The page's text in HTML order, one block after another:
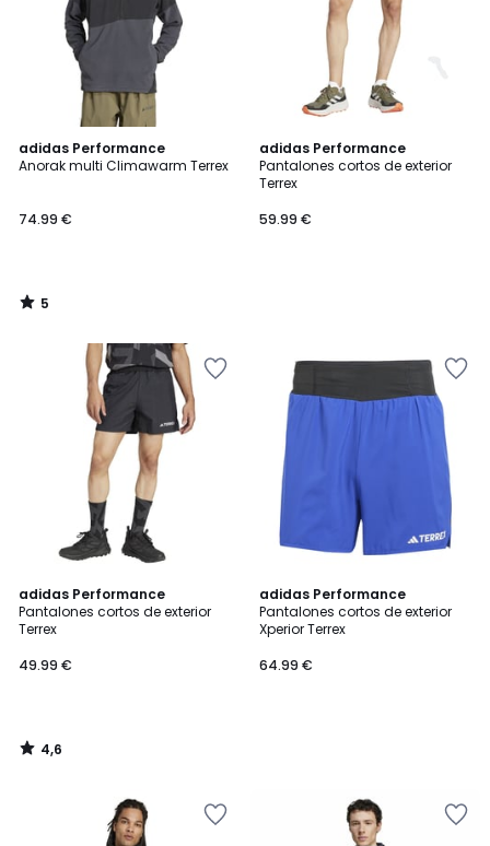
adidas Performance
Anorak multi Climawarm Terrex
74.99 €
5
/
5
/
adidas Performance
Pantalones cortos de exterior
Terrex
59.99 €
adidas Performance
Pantalones cortos de exterior
Terrex
49.99 €
4,6
/ 5
4,6
/
adidas Performance
Pantalones cortos de exterior
Xperior Terrex
64.99 €